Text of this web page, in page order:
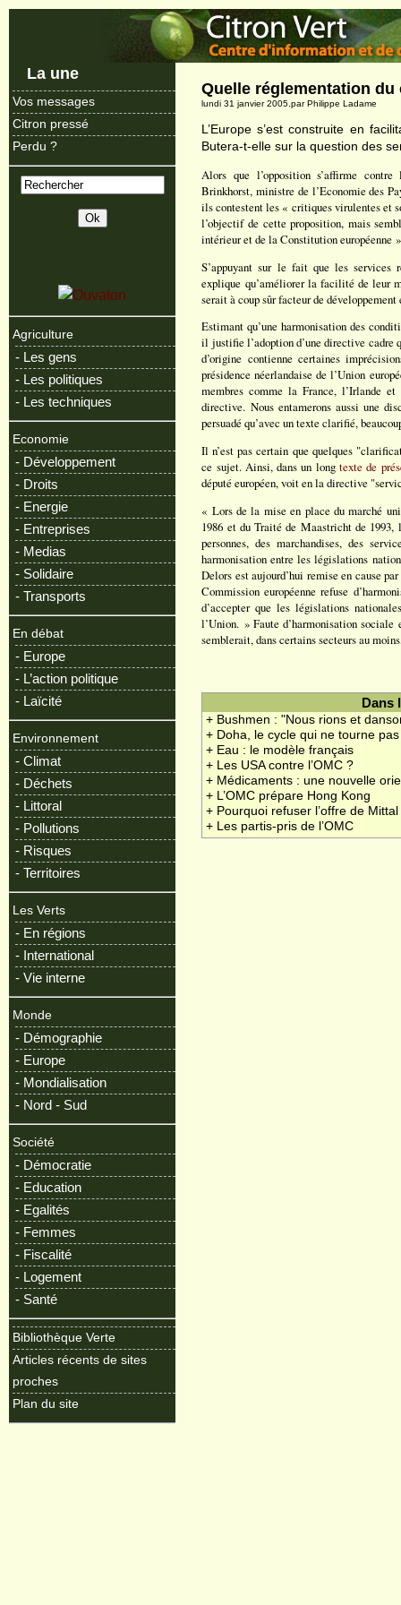
La une
Vos messages
Citron pressé
Perdu ?
Agriculture
- Les gens
- Les politiques
- Les techniques
Economie
- Développement
- Droits
- Energie
- Entreprises
- Medias
- Solidaire
- Transports
En débat
- Europe
- L’action politique
- Laïcité
Environnement
- Climat
- Déchets
- Littoral
- Pollutions
- Risques
- Territoires
Les Verts
- En régions
- International
- Vie interne
Monde
- Démographie
- Europe
- Mondialisation
- Nord - Sud
Société
- Démocratie
- Education
- Egalités
- Femmes
- Fiscalité
- Logement
- Santé
Bibliothèque Verte
Articles récents de sites
proches
Plan du site
Quelle réglementation
lundi 31 janvier 2005.par Philippe Ladame
L’Europe s’est construite en
Butera-t-elle sur la question des
Alors que l’opposition s’affirme
Brinkhorst, ministre de l’Economie des
ils contestent les « critiques virulentes et
l’objectif de cette proposition, mais
intérieur et de la Constitution européenne
S’appuyant sur le fait que les services
explique qu’améliorer la facilité de leur
serait à coup sûr facteur de développement
Estimant qu’une harmonisation des
il justifie l’adoption d’une directive cadre
d’origine contienne certaines
présidence néerlandaise de l’Union
membres comme la France, l’Irlande
directive. Nous entamerons aussi une
persuadé qu’avec un texte clarifié,
Il n’est pas certain que quelques
ce sujet. Ainsi, dans un longtexte de
député européen, voit en la directive
« Lors de la mise en place du marché
1986 et du Traité de Maastricht de
personnes, des marchandises, des
harmonisation entre les législations
Delors est aujourd’hui remise en cause
Commission européenne refuse
d’accepter que les législations
l’Union. » Faute d’harmonisation
semblerait, dans certains secteurs au
Dans
+ Bushmen : "Nous rions et
+ Doha, le cycle qui ne tourne
+ Eau : le modèle français
+ Les USA contre l’OMC ?
+ Médicaments : une nouvelle
+ L’OMC prépare Hong Kong
+ Pourquoi refuser l’offre de Mittal
+ Les partis-pris de l’OMC